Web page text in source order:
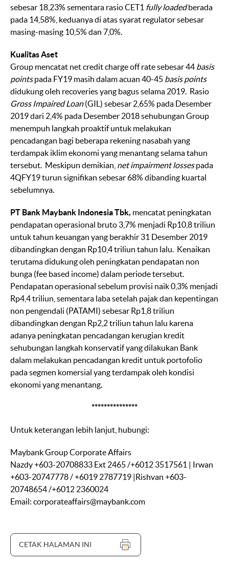
sebesar 18,23% sementara rasio CET1 fully loadedberada
pada 14,58%, keduanya di atas syarat regulator sebesar
masing-masing 10,5% dan 7,0%.
Kualitas Aset
Group mencatat net credit charge off rate sebesar 44 basis
pointspada FY19 masih dalam acuan 40-45 basis points
didukung oleh recoveries yang bagus selama 2019. Rasio
Gross Impaired Loan(GIL) sebesar 2,65% pada Desember
2019 dari 2,4% pada Desember 2018 sehubungan Group
menempuh langkah proaktif untuk melakukan
pencadangan bagi beberapa rekening nasabah yang
terdampak iklim ekonomi yang menantang selama tahun
tersebut. Meskipun demikian, net impairment lossespada
4QFY19 turun signifikan sebesar 68% dibanding kuartal
sebelumnya.
PT Bank Maybank Indonesia Tbk, mencatat peningkatan
pendapatan operasional bruto 3,7% menjadi Rp10,8 triliun
untuk tahun keuangan yang berakhir 31 Desember 2019
dibandingkan dengan Rp10,4 triliun tahun lalu. Kenaikan
terutama didukung oleh peningkatan pendapatan non
bunga (fee based income) dalam periode tersebut.
Pendapatan operasional sebelum provisi naik 0,3% menjadi
Rp4,4 triliun, sementara laba setelah pajak dan kepentingan
non pengendali (PATAMI) sebesar Rp1,8 triliun
dibandingkan dengan Rp2,2 triliun tahun lalu karena
adanya peningkatan pencadangan kerugian kredit
sehubungan langkah konservatif yang dilakukan Bank
dalam melakukan pencadangan kredit untuk portofolio
pada segmen komersial yang terdampak oleh kondisi
ekonomi yang menantang.
***************
Untuk keterangan lebih lanjut, hubungi:
Maybank Group Corporate Affairs
Nazdy +603-20708833 Ext 2465 /+6012 3517561 | Irwan
+603-20747778 / +6019 2787719 |Rishvan +603-
20748654 /+6012 2360024
Email: corporateaffairs@maybank.com
CETAK HALAMAN INI